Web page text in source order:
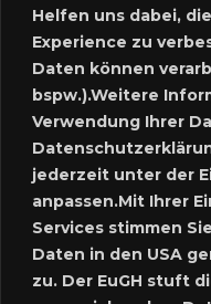
Helfen uns dabei,
Experience zu
Daten können
bspw.).Weitere
Verwendung Ihrer
jederzeit unter der
anpassen.Mit Ihrer
Services stimmen
Daten in den USA
zu. Der EuGH stuft
Neues Inserat
Marktplatz –
SUCHE
SPRACHE: